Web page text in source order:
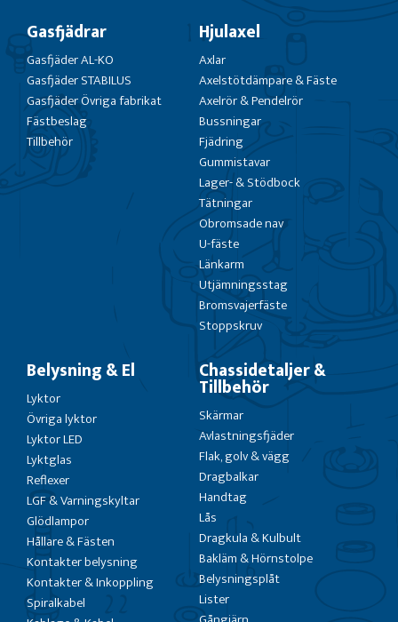
Gasfjädrar
Gasfjäder AL-KO
Gasfjäder STABILUS
Gasfjäder Övriga fabrikat
Fästbeslag
Tillbehör
Hjulaxel
Axlar
Axelstötdämpare & Fäste
Axelrör & Pendelrör
Bussningar
Fjädring
Gummistavar
Lager- & Stödbock
Tätningar
Obromsade nav
U-fäste
Länkarm
Utjämningsstag
Bromsvajerfäste
Stoppskruv
Belysning & El
Lyktor
Övriga lyktor
Lyktor LED
Lyktglas
Reflexer
LGF & Varningskyltar
Glödlampor
Hållare & Fästen
Kontakter belysning
Kontakter & Inkoppling
Spiralkabel
Chassidetaljer &
Tillbehör
Skärmar
Avlastningsfjäder
Flak, golv & vägg
Dragbalkar
Handtag
Lås
Dragkula & Kulbult
Bakläm & Hörnstolpe
Belysningsplåt
Lister